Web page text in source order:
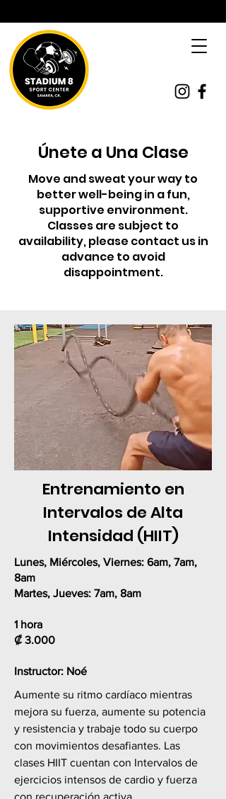
Únete a Una Clase
Move and sweat your way to
better well-being in a fun,
supportive environment.
Classes are subject to
availability, please contact us in
advance to avoid
disappointment.
Entrenamiento en
Intervalos de Alta
Intensidad (HIIT)
Lunes, Miércoles, Viernes: 6am, 7am,
8am
Martes, Jueves: 7am, 8am
1 hora
₡ 3.000
Instructor: Noé
Aumente su ritmo cardíaco mientras
mejora su fuerza, aumente su potencia
y resistencia y trabaje todo su cuerpo
con movimientos desafiantes. Las
clases HIIT cuentan con Intervalos de
ejercicios intensos de cardio y fuerza
con recuperación activa.